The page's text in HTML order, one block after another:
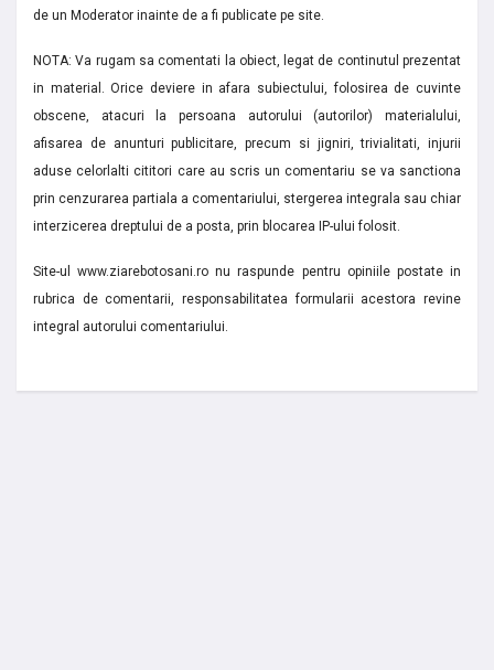
de un Moderator inainte de a fi publicate pe site.
NOTA: Va rugam sa comentati la obiect, legat de continutul prezentat
in material. Orice deviere in afara subiectului, folosirea de cuvinte
obscene, atacuri la persoana autorului (autorilor) materialului,
afisarea de anunturi publicitare, precum si jigniri, trivialitati, injurii
aduse celorlalti cititori care au scris un comentariu se va sanctiona
prin cenzurarea partiala a comentariului, stergerea integrala sau chiar
interzicerea dreptului de a posta, prin blocarea IP-ului folosit.
Site-ul www.ziarebotosani.ro nu raspunde pentru opiniile postate in
rubrica de comentarii, responsabilitatea formularii acestora revine
integral autorului comentariului.